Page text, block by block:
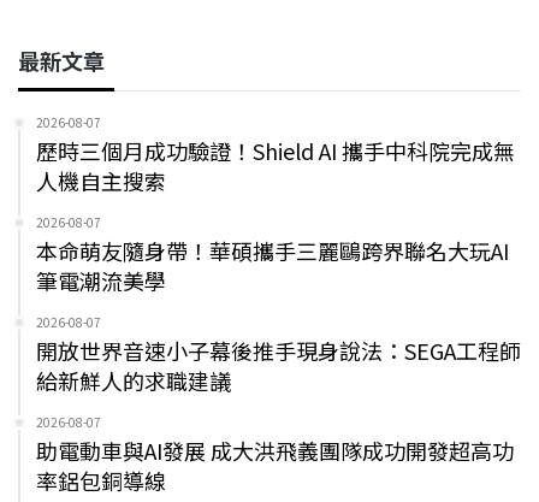
最新文章
2026-08-07
歷時三個月成功驗證！Shield AI 攜手中科院完成無
人機自主搜索
2026-08-07
本命萌友隨身帶！華碩攜手三麗鷗跨界聯名大玩AI
筆電潮流美學
2026-08-07
開放世界音速小子幕後推手現身說法：SEGA工程師
給新鮮人的求職建議
2026-08-07
助電動車與AI發展 成大洪飛義團隊成功開發超高功
率鋁包銅導線